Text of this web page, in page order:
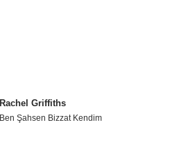
Rachel Griffiths
Ben Şahsen Bizzat Kendim